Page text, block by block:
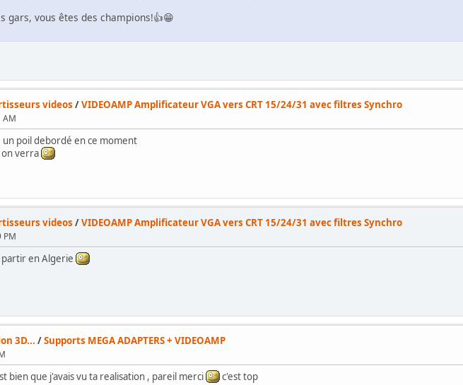
gars, vous êtes des champions!👍😁
videos /VIDEOAMP Amplificateur VGA vers CRT 15/24/31 avec filtres Synchro
AM
poil debordé en ce moment
on verra
videos /VIDEOAMP Amplificateur VGA vers CRT 15/24/31 avec filtres Synchro
PM
partir en Algerie
3D... /Supports MEGA ADAPTERS + VIDEOAMP
bien que j'avais vu ta realisation , pareil merci c'est top